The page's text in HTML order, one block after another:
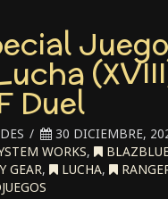
Duel
30 DICIEMBRE,
WORKS,
GEAR, LUCHA,